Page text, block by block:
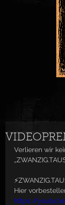
Verlieren wir
Hier
https://